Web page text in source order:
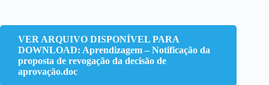
VER ARQUIVO DISPONÍVEL PARA
DOWNLOAD: Aprendizagem – Notificação da
proposta de revogação da decisão de
aprovação.doc